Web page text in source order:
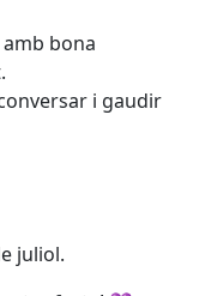
bona
i gaudir
juliol.